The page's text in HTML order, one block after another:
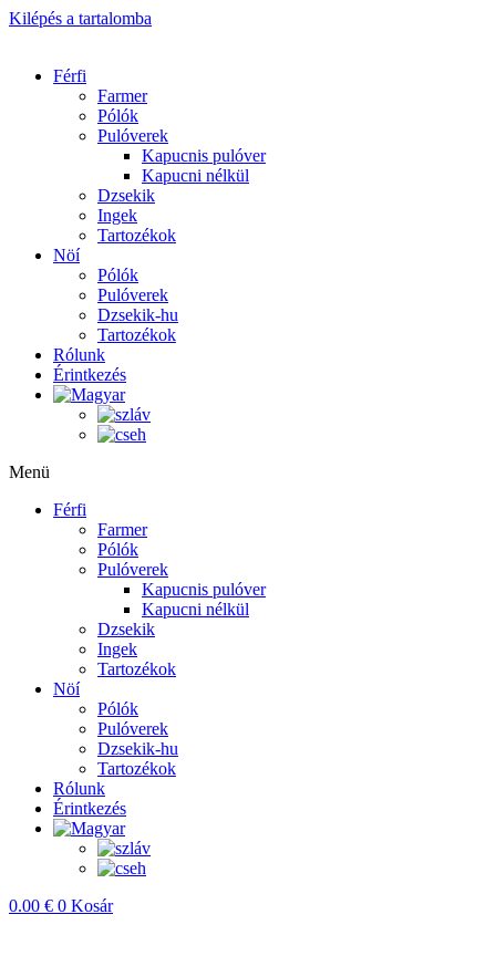
Kilépés a tartalomba
Férfi
Farmer
Pólók
Pulóverek
Kapucnis pulóver
Kapucni nélkül
Dzsekik
Ingek
Tartozékok
Nöí
Pólók
Pulóverek
Dzsekik-hu
Tartozékok
Rólunk
Érintkezés
Menü
Férfi
Farmer
Pólók
Pulóverek
Kapucnis pulóver
Kapucni nélkül
Dzsekik
Ingek
Tartozékok
Nöí
Pólók
Pulóverek
Dzsekik-hu
Tartozékok
Rólunk
Érintkezés
0.00 € 0 Kosár